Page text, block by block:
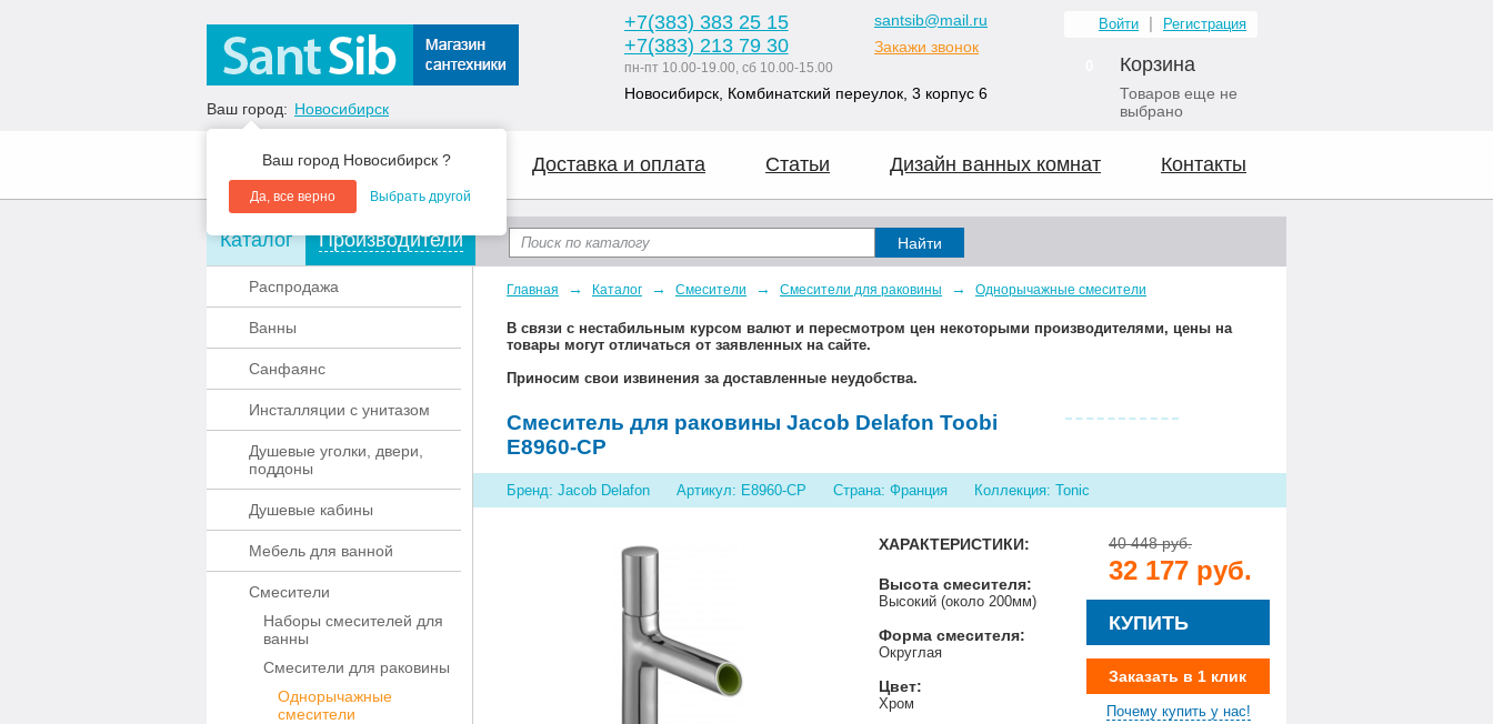
Ваш город: Новосибирск
Ваш город Новосибирск ?
Да, все верно Выбрать другой
+7(383) 383 25 15
+7(383) 213 79 30
пн-пт 10.00-19.00, сб 10.00-15.00
santsib@mail.ru
Закажи звонок
Новосибирск, Комбинатский переулок, 3 корпус 6
Войти Регистрация
Корзина
Товаров еще не
выбрано
О компании Акции Доставка и оплата Статьи Дизайн ванных комнат Контакты
Каталог Производители
Распродажа
Ванны
Санфаянс
Инсталляции с унитазом
Душевые уголки, двери,
поддоны
Душевые кабины
Мебель для ванной
Смесители
Наборы смесителей для
ванны
Смесители для раковины
Однорычажные
смесители
Главная → Каталог → Смесители → Смесители для раковины → Однорычажные смесители
В связи с нестабильным курсом валют и пересмотром цен некоторыми производителями, цены на
товары могут отличаться от заявленных на сайте.
Приносим свои извинения за доставленные неудобства.
Смеситель для раковины Jacob Delafon Toobi
E8960-CP
Бренд: Jacob Delafon Артикул: E8960-CP Страна: Франция Коллекция: Tonic
ХАРАКТЕРИСТИКИ:
Высота смесителя:
Высокий (около 200мм)
Форма смесителя:
Округлая
Цвет:
Хром
40 448 руб.
32 177 руб.
КУПИТЬ
Заказать в 1 клик
Почему купить у нас!